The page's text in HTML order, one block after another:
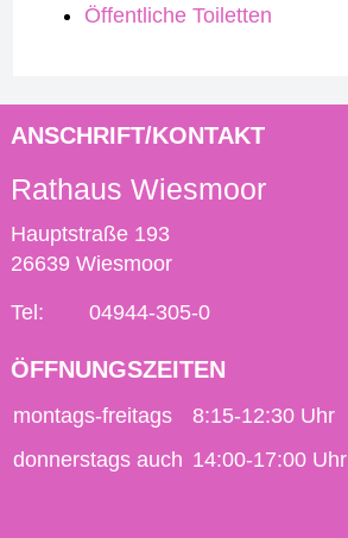
Öffentliche Toiletten
ANSCHRIFT/KONTAKT
Rathaus Wiesmoor
Hauptstraße 193
26639 Wiesmoor
Tel: 04944-305-0
ÖFFNUNGSZEITEN
montags-freitags
8:15-12:30 Uhr
donnerstags auch 14:00-17:00 Uhr